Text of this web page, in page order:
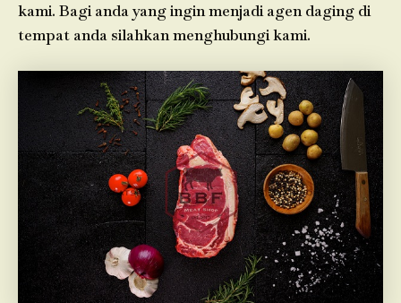
kami. Bagi anda yang ingin menjadi agen daging di
tempat anda silahkan menghubungi kami.